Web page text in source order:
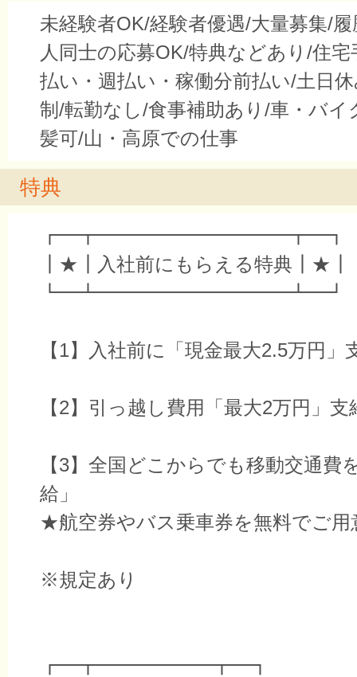
未経験者OK/経験者優遇/大量募集/
人同士の応募OK/特典などあり/住
払い・週払い・稼働分前払い/土日
制/転勤なし/食事補助あり/車・バイ
髪可/山・高原での仕事
特典
┏━┳━━━━━━━━━━┳━┓
┃★┃入社前にもらえる特典┃★┃
┗━┻━━━━━━━━━━┻━┛
【1】入社前に「現金最大2.5万円」
【2】引っ越し費用「最大2万円」支
【3】全国どこからでも移動交通費
給」
★航空券やバス乗車券を無料でご
※規定あり
┏━┳━━━━━━┳━┓